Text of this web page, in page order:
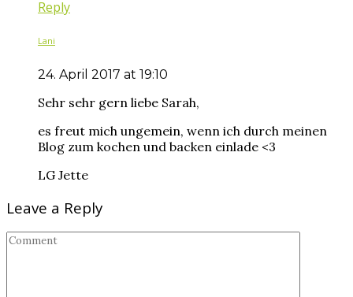
Reply
Lani
24. April 2017 at 19:10
Sehr sehr gern liebe Sarah,
es freut mich ungemein, wenn ich durch meinen
Blog zum kochen und backen einlade <3
LG Jette
Leave a Reply